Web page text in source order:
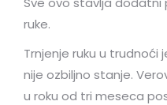
ruke.
Trnjenje ruku u trudnoći
nije ozbiljno stanje.
u roku od tri meseca